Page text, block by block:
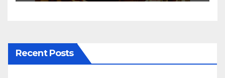
Recent Posts